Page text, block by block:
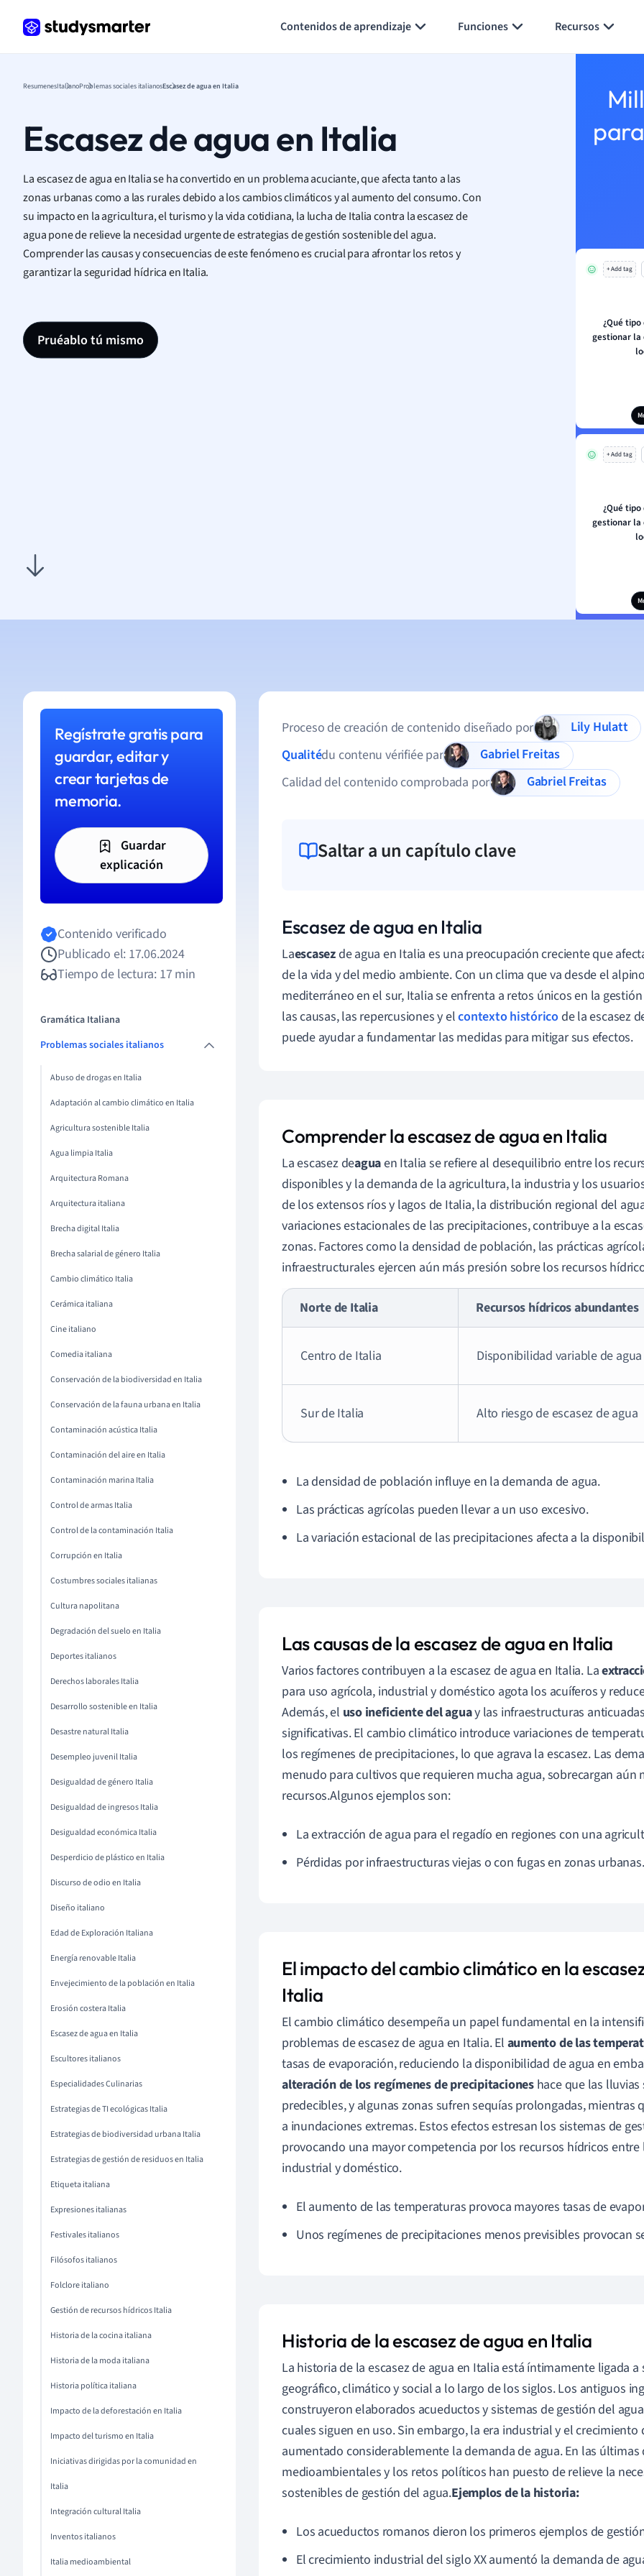
Contenidos de aprendizaje Funciones Recursos
ResumenesItalianoProblemas sociales italianosEscasez de agua en Italia
Escasez de agua en Italia
La escasez de agua en Italia se ha convertido en un problema acuciante, que afecta tanto a las
zonas urbanas como a las rurales debido a los cambios climáticos y al aumento del consumo. Con
su impacto en la agricultura, el turismo y la vida cotidiana, la lucha de Italia contra la escasez de
agua pone de relieve la necesidad urgente de estrategias de gestión sostenible del agua.
Comprender las causas y consecuencias de este fenómeno es crucial para afrontar los retos y
garantizar la seguridad hídrica en Italia.
Pruéablo tú mismo
+ Add tag
¿Qué
gestionar la
+ Add tag
¿Qué
gestionar la
Regístrate gratis para
guardar, editar y
crear tarjetas de
memoria.
Guardar
explicación
Contenido verificado
Publicado el: 17.06.2024
Tiempo de lectura: 17 min
Gramática Italiana
Problemas sociales italianos
Abuso de drogas en Italia
Adaptación al cambio climático en Italia
Agricultura sostenible Italia
Agua limpia Italia
Arquitectura Romana
Arquitectura italiana
Brecha digital Italia
Brecha salarial de género Italia
Cambio climático Italia
Cerámica italiana
Cine italiano
Comedia italiana
Conservación de la biodiversidad en Italia
Conservación de la fauna urbana en Italia
Contaminación acústica Italia
Contaminación del aire en Italia
Contaminación marina Italia
Control de armas Italia
Control de la contaminación Italia
Corrupción en Italia
Costumbres sociales italianas
Cultura napolitana
Degradación del suelo en Italia
Deportes italianos
Derechos laborales Italia
Desarrollo sostenible en Italia
Desastre natural Italia
Desempleo juvenil Italia
Desigualdad de género Italia
Desigualdad de ingresos Italia
Desigualdad económica Italia
Desperdicio de plástico en Italia
Discurso de odio en Italia
Diseño italiano
Edad de Exploración Italiana
Energía renovable Italia
Envejecimiento de la población en Italia
Erosión costera Italia
Escasez de agua en Italia
Escultores italianos
Especialidades Culinarias
Estrategias de TI ecológicas Italia
Estrategias de biodiversidad urbana Italia
Estrategias de gestión de residuos en Italia
Etiqueta italiana
Expresiones italianas
Festivales italianos
Filósofos italianos
Folclore italiano
Gestión de recursos hídricos Italia
Historia de la cocina italiana
Historia de la moda italiana
Historia política italiana
Impacto de la deforestación en Italia
Impacto del turismo en Italia
Iniciativas dirigidas por la comunidad en
Italia
Integración cultural Italia
Inventos italianos
Italia medioambiental
Proceso de creación de contenido diseñado por
Lily Hulatt
Qualitédu contenu vérifiée par
Gabriel Freitas
Calidad del contenido comprobada por
Gabriel Freitas
Saltar a un capítulo clave
Escasez de agua en Italia
Laescasezde agua en Italia es una preocupación creciente que
de la vida y del medio ambiente. Con un clima que va desde el
mediterráneo en el sur, Italia se enfrenta a retos únicos en la
las causas, las repercusiones y elcontexto históricode la escasez
puede ayudar a fundamentar las medidas para mitigar sus efectos.
Comprender la escasez de agua en Italia
La escasez deaguaen Italia se refiere al desequilibrio entre los
disponibles y la demanda de la agricultura, la industria y los
de los extensos ríos y lagos de Italia, la distribución regional del
variaciones estacionales de las precipitaciones, contribuye a la
zonas. Factores como la densidad de población, las prácticas
infraestructurales ejercen aún más presión sobre los recursos
Norte de Italia Recursos hídricos abundantes
Centro de Italia Disponibilidad variable de agua
Sur de Italia Alto riesgo de escasez de agua
La densidad de población influye en la demanda de agua.
Las prácticas agrícolas pueden llevar a un uso excesivo.
La variación estacional de las precipitaciones afecta a la
Las causas de la escasez de agua en Italia
Varios factores contribuyen a la escasez de agua en Italia. La
para uso agrícola, industrial y doméstico agota los acuíferos y
Además, el uso ineficiente del aguay las infraestructuras
significativas. El cambio climático introduce variaciones de
los regímenes de precipitaciones, lo que agrava la escasez. Las
menudo para cultivos que requieren mucha agua, sobrecargan aún
recursos.Algunos ejemplos son:
La extracción de agua para el regadío en regiones con una
Pérdidas por infraestructuras viejas o con fugas en zonas urbanas.
El impacto del cambio climático en la
Italia
El cambio climático desempeña un papel fundamental en la
problemas de escasez de agua en Italia. El aumento de las
tasas de evaporación, reduciendo la disponibilidad de agua en
alteración de los regímenes de precipitacioneshace que las lluvias
predecibles, y algunas zonas sufren sequías prolongadas, mientras
a inundaciones extremas. Estos efectos estresan los sistemas de
provocando una mayor competencia por los recursos hídricos entre
industrial y doméstico.
El aumento de las temperaturas provoca mayores tasas de
Unos regímenes de precipitaciones menos previsibles provocan
Historia de la escasez de agua en Italia
La historia de la escasez de agua en Italia está íntimamente ligada
geográfico, climático y social a lo largo de los siglos. Los antiguos
construyeron elaborados acueductos y sistemas de gestión del
cuales siguen en uso. Sin embargo, la era industrial y el crecimiento
aumentado considerablemente la demanda de agua. En las últimas
medioambientales y los retos políticos han puesto de relieve la
sostenibles de gestión del agua.Ejemplos de la historia:
Los acueductos romanos dieron los primeros ejemplos de
El crecimiento industrial del siglo XX aumentó la demanda de